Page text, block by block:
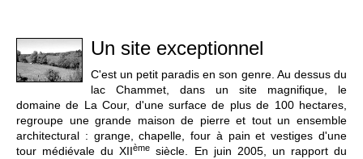
Un site exceptionnel
C'est un petit paradis en son genre. Au dessus du
lac Chammet, dans un site magnifique, le
domaine de La Cour, d'une surface de plus de 100 hectares,
regroupe une grande maison de pierre et tout un ensemble
architectural : grange, chapelle, four à pain et vestiges d'une
tour médiévale du XIIème siècle. En juin 2005, un rapport du